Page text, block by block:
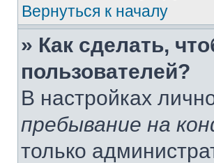
Вернуться к началу
» Как сделать,
пользователей?
В настройках
пребывание на
только